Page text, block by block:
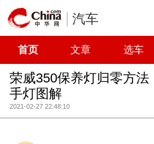
汽车
首页 文章 选车
荣威350保养灯归零方法
手灯图解
2021-02-27 22:48:10